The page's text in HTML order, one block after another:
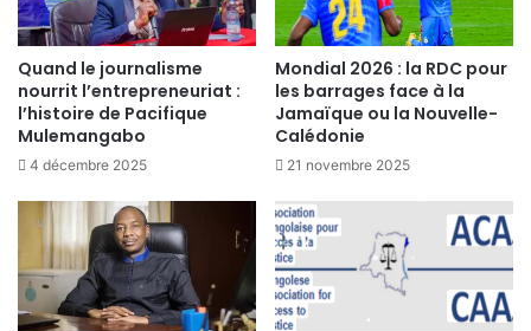
Quand le journalisme
nourrit l’entrepreneuriat :
l’histoire de Pacifique
Mulemangabo
4 décembre 2025
Mondial 2026 : la RDC pour
les barrages face à la
Jamaïque ou la Nouvelle-
Calédonie
21 novembre 2025